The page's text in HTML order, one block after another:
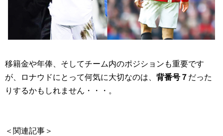
移籍金や年俸、そしてチーム内のポジションも重要です
が、ロナウドにとって何気に大切なのは、 背番号７ だった
りするかもしれません・・・。
＜関連記事＞